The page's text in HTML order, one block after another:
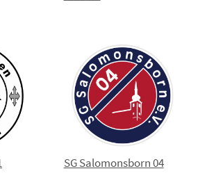
SG Salomonsborn 04